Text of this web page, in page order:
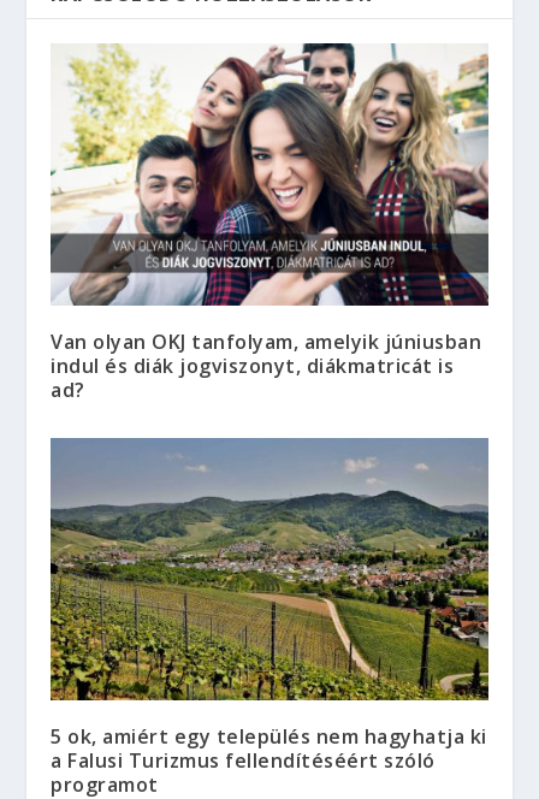
Van olyan OKJ tanfolyam, amelyik júniusban
indul és diák jogviszonyt, diákmatricát is
ad?
5 ok, amiért egy település nem hagyhatja ki
a Falusi Turizmus fellendítéséért szóló
programot